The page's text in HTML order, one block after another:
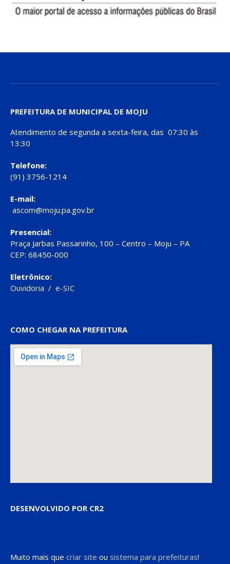
PREFEITURA DE MUNICIPAL DE MOJU
Atendimento de segunda a sexta-feira, das 07:30 às
13:30
Telefone:
(91) 3756-1214
E-mail:
ascom@moju.pa.gov.br
Presencial:
Praça Jarbas Passarinho, 100 – Centro – Moju – PA
CEP: 68450-000
Eletrônico:
Ouvidoria / e-SIC
COMO CHEGAR NA PREFEITURA
DESENVOLVIDO POR CR2
Muito mais que criar site ou sistema para prefeituras!